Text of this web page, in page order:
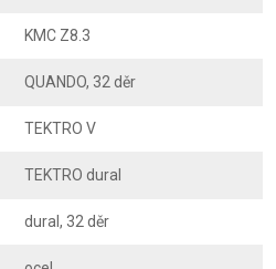
KMC Z8.3
QUANDO, 32 děr
TEKTRO V
TEKTRO dural
dural, 32 děr